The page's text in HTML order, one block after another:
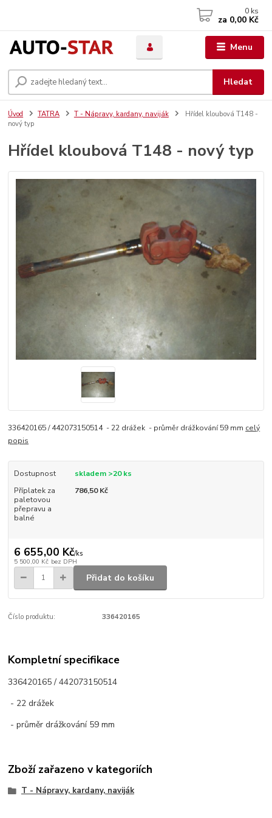
Menu
Hledat
0 ks
za 0,00 Kč
Úvod TATRA T - Nápravy, kardany, naviják
Hřídel kloubová T148 -
nový typ
Hřídel kloubová T148 - nový typ
336420165 / 442073150514 - 22 drážek - průměr drážkování 59 mm celý
popis
Dostupnost
skladem >20 ks
Příplatek za
paletovou
přepravu a
balné
786,50 Kč
6 655,00 Kč/ks
5 500,00 Kč bez DPH
Přidat do košíku
Číslo produktu: 336420165
Kompletní specifikace
336420165 / 442073150514
- 22 drážek
- průměr drážkování 59 mm
Zboží zařazeno v kategoriích
T - Nápravy, kardany, naviják